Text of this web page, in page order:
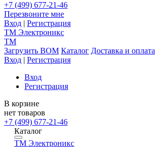
+7 (499) 677-21-46
Перезвоните мне
Вход | Регистрация
TM Электроникс
TM
Загрузить BOM Каталог Доставка и оплата
Вход | Регистрация
Вход
Регистрация
В корзине
нет товаров
+7 (499) 677-21-46
Каталог
TM Электроникс